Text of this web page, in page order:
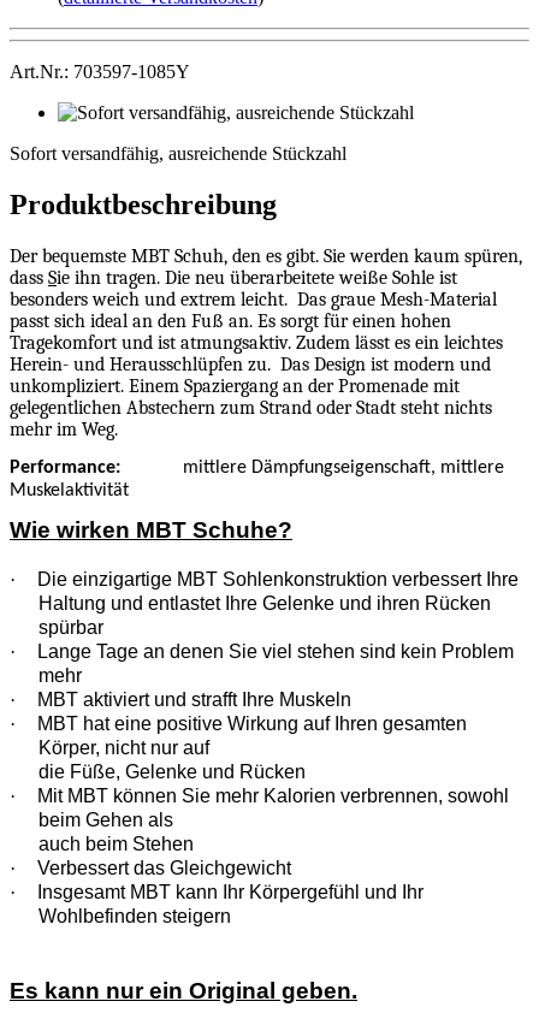
Art.Nr.: 703597-1085Y
Sofort versandfähig, ausreichende Stückzahl
Produktbeschreibung
Der bequemste MBT Schuh, den es gibt. Sie werden kaum spüren,
dass Sie ihn tragen. Die neu überarbeitete weiße Sohle ist
besonders weich und extrem leicht. Das graue Mesh-Material
passt sich ideal an den Fuß an. Es sorgt für einen hohen
Tragekomfort und ist atmungsaktiv. Zudem lässt es ein leichtes
Herein- und Herausschlüpfen zu. Das Design ist modern und
unkompliziert. Einem Spaziergang an der Promenade mit
gelegentlichen Abstechern zum Strand oder Stadt steht nichts
mehr im Weg.
Performance:
mittlere Dämpfungseigenschaft, mittlere
Muskelaktivität
Wie wirken MBT Schuhe?
·
Die einzigartige MBT Sohlenkonstruktion verbessert Ihre
Haltung und entlastet Ihre Gelenke und ihren Rücken
spürbar
·
Lange Tage an denen Sie viel stehen sind kein Problem
mehr
·
MBT aktiviert und strafft Ihre Muskeln
·
MBT hat eine positive Wirkung auf Ihren gesamten
Körper, nicht nur auf
die Füße, Gelenke und Rücken
·
Mit MBT können Sie mehr Kalorien verbrennen, sowohl
beim Gehen als
auch beim Stehen
·
Verbessert das Gleichgewicht
·
Insgesamt MBT kann Ihr Körpergefühl und Ihr
Wohlbefinden steigern
Es kann nur ein Original geben.